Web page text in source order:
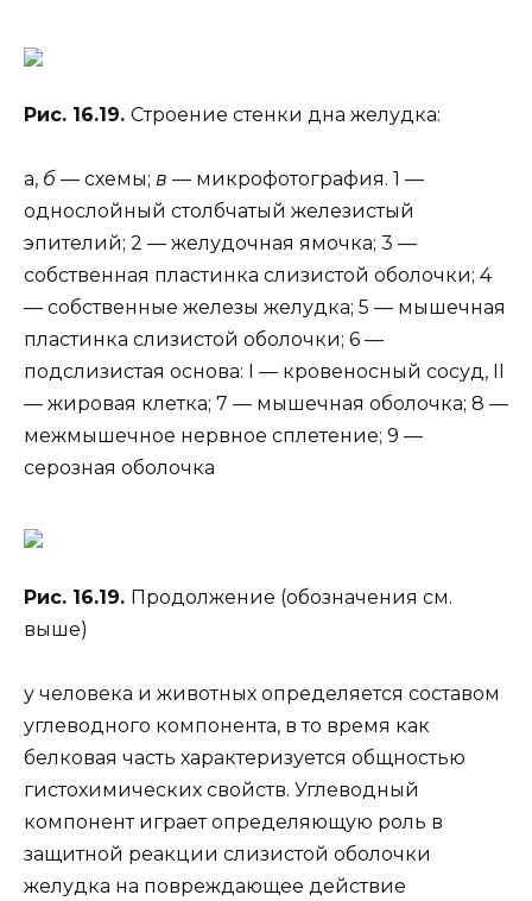
Рис. 16.19. Строение стенки дна желудка:
а, б — схемы; в — микрофотография. 1 —
однослойный столбчатый железистый
эпителий; 2 — желудочная ямочка; 3 —
собственная пластинка слизистой оболочки; 4
— собственные железы желудка; 5 — мышечная
пластинка слизистой оболочки; 6 —
подслизистая основа: I — кровеносный сосуд, II
— жировая клетка; 7 — мышечная оболочка; 8 —
межмышечное нервное сплетение; 9 —
серозная оболочка
Рис. 16.19. Продолжение (обозначения см.
выше)
у человека и животных определяется составом
углеводного компонента, в то время как
белковая часть характеризуется общностью
гистохимических свойств. Углеводный
компонент играет определяющую роль в
защитной реакции слизистой оболочки
желудка на повреждающее действие